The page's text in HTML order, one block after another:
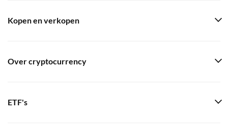
Kopen en verkopen
Over cryptocurrency
ETF's